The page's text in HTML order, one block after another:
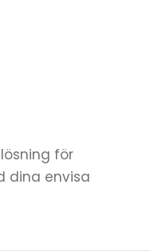
för
dina envisa